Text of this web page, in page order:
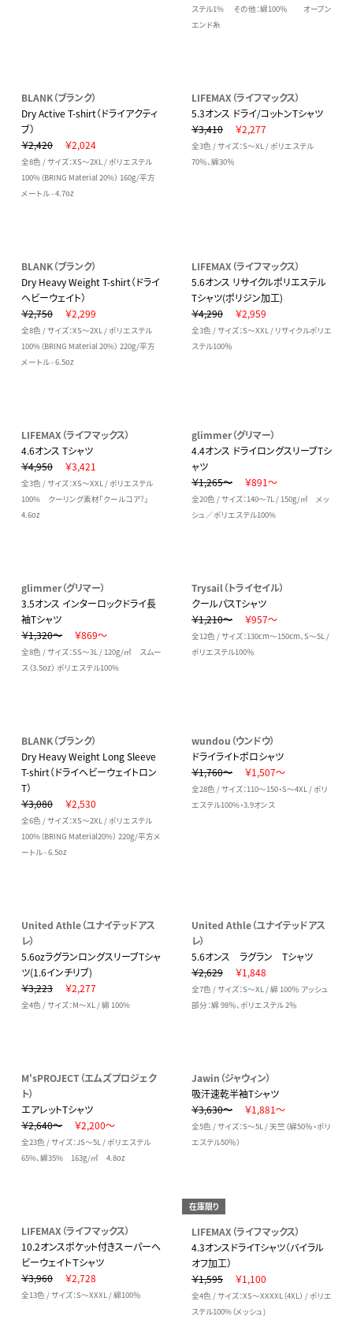
ステル1% その他：綿100％ オープン
エンド糸
BLANK（ブランク）
Dry Active T-shirt（ドライアクティ
ブ）
￥2,420
￥2,024
全8色 / サイズ：XS～2XL / ポリエステル
100%（BRING Material 20%） 160g/平方
メートル - 4.7oz
LIFEMAX（ライフマックス）
5.3オンス ドライ/コットンTシャツ
￥3,410
￥2,277
全3色 / サイズ：S～XL / ポリエステル
70％、綿30％
BLANK（ブランク）
Dry Heavy Weight T-shirt（ドライ
ヘビーウェイト）
￥2,750
￥2,299
全8色 / サイズ：XS～2XL / ポリエステル
100%（BRING Material 20%） 220g/平方
メートル - 6.5oz
LIFEMAX（ライフマックス）
5.6オンス リサイクルポリエステル
Tシャツ(ポリジン加工)
￥4,290
￥2,959
全3色 / サイズ：S～XXL / リサイクルポリエ
ステル100％
LIFEMAX（ライフマックス）
4.6オンス Tシャツ
￥4,950
￥3,421
全3色 / サイズ：XS～XXL / ポリエステル
100% クーリング素材「クールコア?」
4.6oz
glimmer（グリマー）
4.4オンス ドライロングスリーブTシ
ャツ
￥1,265～
￥891～
全20色 / サイズ：140～7L / 150g/㎡ メッ
シュ／ポリエステル100%
glimmer（グリマー）
3.5オンス インターロックドライ長
袖Tシャツ
￥1,320～
￥869～
全8色 / サイズ：SS～3L / 120g/㎡ スムー
ス（3.5oz） ポリエステル100%
Trysail（トライセイル）
クールパスTシャツ
￥1,210～
￥957～
全12色 / サイズ：130cm～150cm、S～5L /
ポリエステル100％
BLANK（ブランク）
Dry Heavy Weight Long Sleeve
T-shirt（ドライヘビーウェイトロン
T）
￥3,080
￥2,530
全6色 / サイズ：XS～2XL / ポリエステル
100%（BRING Material20%） 220g/平方メ
ートル - 6.5oz
wundou（ウンドウ）
ドライライトポロシャツ
￥1,760～
￥1,507～
全28色 / サイズ：110～150・S～4XL / ポリ
エステル100%・3.9オンス
United Athle（ユナイテッドアス
レ）
5.6ozラグランロングスリーブTシャ
ツ(1.6インチリブ)
￥3,223
￥2,277
全4色 / サイズ：M～XL / 綿 100%
United Athle（ユナイテッドアス
レ）
5.6オンス ラグラン Tシャツ
￥2,629
￥1,848
全7色 / サイズ：S～XL / 綿 100％ アッシュ
部分：綿 98％、ポリエステル 2％
M'sPROJECT（エムズプロジェク
ト）
エアレットTシャツ
￥2,640～
￥2,200～
全23色 / サイズ：JS～5L / ポリエステル
65%、綿35% 163g/㎡ 4.8oz
Jawin（ジャウィン）
吸汗速乾半袖Tシャツ
￥3,630～
￥1,881～
全5色 / サイズ：S～5L / 天竺（綿50％・ポリ
エステル50％）
LIFEMAX（ライフマックス）
10.2オンスポケット付きスーパーヘ
ビーウェイトＴシャツ
￥3,960
￥2,728
全13色 / サイズ：S～XXXL / 綿100％
在庫限り
LIFEMAX（ライフマックス）
4.3オンスドライTシャツ（バイラル
オフ加工）
￥1,595
￥1,100
全4色 / サイズ：XS～XXXXL（4XL） / ポリエ
ステル100%（メッシュ)